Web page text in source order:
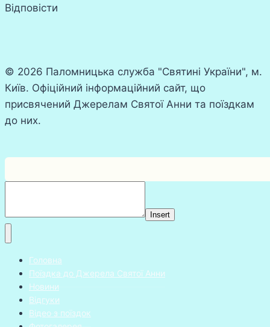
Відповісти
© 2026 Паломницька служба "Святині України", м.
Київ. Офіційний інформаційний сайт, що
присвячений Джерелам Святої Анни та поїздкам
до них.
Insert
Головна
Поїздка до Джерела Святої Анни
Новини
Відгуки
Відео з поїздок